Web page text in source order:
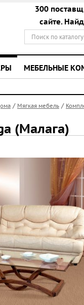
300
сайте.
МЕБЕЛЬНЫЕ
/ Мягкая мебель /
(Малага)